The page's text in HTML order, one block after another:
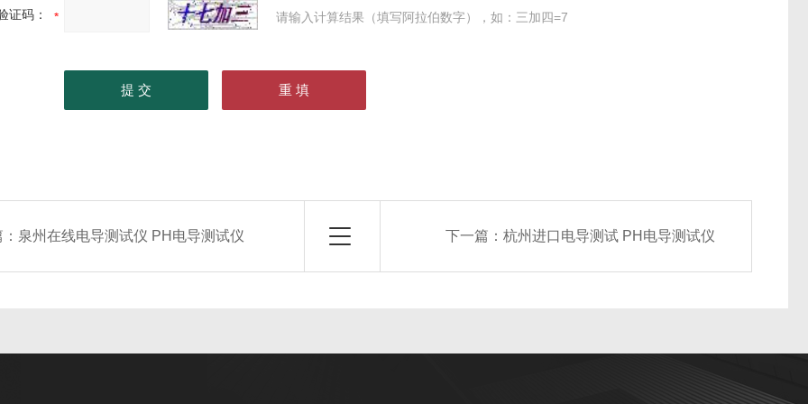
证码： 请输入计算结果（填写阿拉伯数字），如：三加四=7
泉州在线电导测试仪 PH电导测试仪 下一篇： 杭州进口电导测试 PH电导测试仪